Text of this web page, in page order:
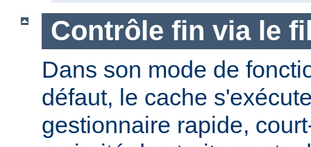
Contrôle fin via le
Dans son mode de
défaut, le cache
gestionnaire rapide,